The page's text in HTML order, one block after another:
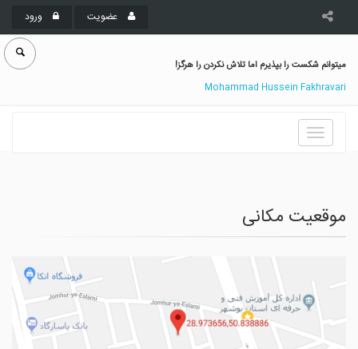
عضویت ورود
میتوانم شکست را بپذیرم اما تلاش نکردن را هرگز!
Mohammad Hussein Fakhravari
Toggle
navigation
موقعیت مکانی